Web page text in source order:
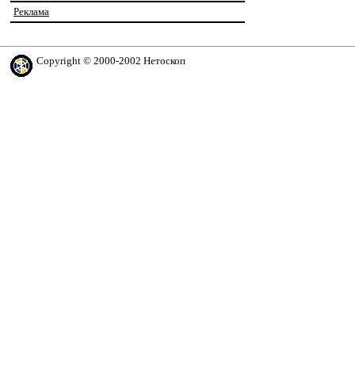
Реклама
Copyright © 2000-2002 Нетоскоп